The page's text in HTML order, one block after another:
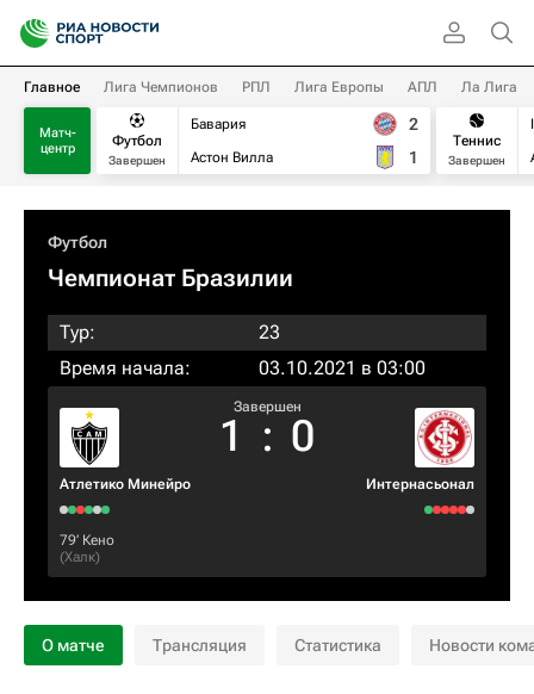
Главное Лига Чемпионов РПЛ Лига Европы АПЛ Ла Лига
Матч-
центр
Футбол
Завершен
Бавария
Астон Вилла
2
1
Теннис
Завершен
Футбол
Чемпионат Бразилии
Тур:
23
Время начала:
03.10.2021 в 03:00
Атлетико Минейро
Завершен
1 : 0
Интернасьонал
79‎’‎ Кено
(Халк)
О матче Трансляция Статистика Новости